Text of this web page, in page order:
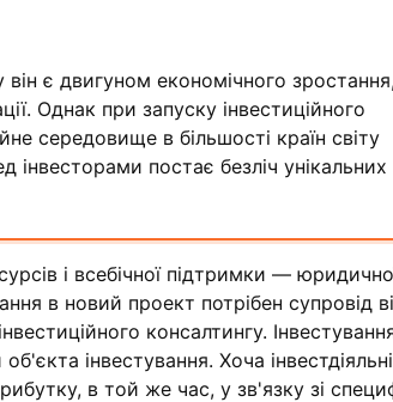
є двигуном економічного
Однак при запуску інвестиційного
середовище в більшості країн світу
інвесторами постає безліч унікальних
і всебічної підтримки —
в новий проект потрібен супровід
консалтингу.
інвестування. Хоча
в той же час, у зв'язку зі